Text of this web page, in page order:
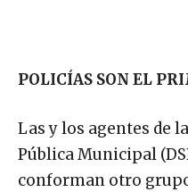
POLICÍAS SON EL
Las y los agentes de
Pública Municipal
conforman otro